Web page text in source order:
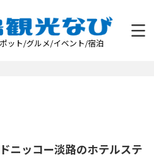
ット/グルメ/イベント/宿泊
ニッコー淡路のホテルステ